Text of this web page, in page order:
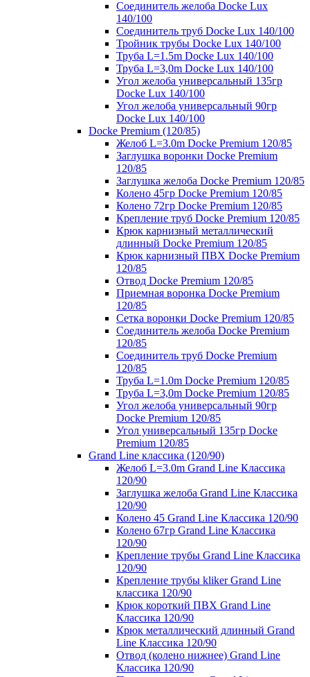
Соединитель желоба Docke Lux
140/100
Соединитель труб Docke Lux 140/100
Тройник трубы Docke Lux 140/100
Труба L=1.5m Docke Lux 140/100
Труба L=3,0m Docke Lux 140/100
Угол желоба универсальный 135гр
Docke Lux 140/100
Угол желоба универсальный 90гр
Docke Lux 140/100
Docke Premium (120/85)
Желоб L=3.0m Docke Premium 120/85
Заглушка воронки Docke Premium
120/85
Заглушка желоба Docke Premium 120/85
Колено 45гр Docke Premium 120/85
Колено 72гр Docke Premium 120/85
Крепление труб Docke Premium 120/85
Крюк карнизный металлический
длинный Docke Premium 120/85
Крюк карнизный ПВХ Docke Premium
120/85
Отвод Docke Premium 120/85
Приемная воронка Docke Premium
120/85
Сетка воронки Docke Premium 120/85
Соединитель желоба Docke Premium
120/85
Соединитель труб Docke Premium
120/85
Труба L=1.0m Docke Premium 120/85
Труба L=3,0m Docke Premium 120/85
Угол желоба универсальный 90гр
Docke Premium 120/85
Угол универсальный 135гр Docke
Premium 120/85
Grand Line классика (120/90)
Желоб L=3.0m Grand Line Классика
120/90
Заглушка желоба Grand Line Классика
120/90
Колено 45 Grand Line Классика 120/90
Колено 67гр Grand Line Классика
120/90
Крепление трубы Grand Line Классика
120/90
Крепление трубы kliker Grand Line
классика 120/90
Крюк короткий ПВХ Grand Line
Классика 120/90
Крюк металлический длинный Grand
Line Классика 120/90
Отвод (колено нижнее) Grand Line
Классика 120/90